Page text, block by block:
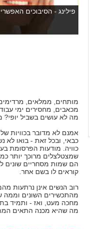
פילינג - הסיבוכים
מותחים, ממלאים,
מכאבים, מחסירים ימי
מה לא עושים בשביל יופי?
אמנם לא מדובר בכוויות
כבאי, ובכל זאת - בואו לא
כוויה. מודעות הפרסומת
שמצטלצלים מרוכך יותר
הם שמות מסחריים שונים
קוראים לו בשם אחר.
רוב הנשים אינן נרתעות
מהתכשירים השונים וממה
מחכה מעט, ואז - ותמיד
מה שהיא מכנה התאים